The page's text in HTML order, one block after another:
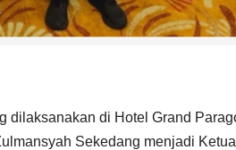
dilaksanakan di Hotel Grand
Sekedang menjadi